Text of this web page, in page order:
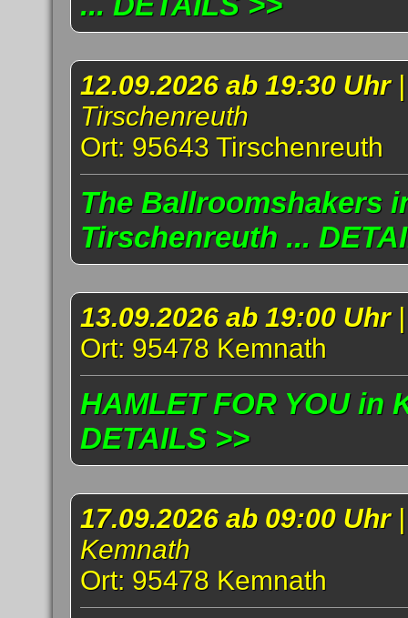
12.09.2026 ab 19:30 Uhr
Tirschenreuth
Ort: 95643 Tirschenreuth
The Ballroomshakers
Tirschenreuth ...
13.09.2026 ab 19:00 Uhr
Ort: 95478 Kemnath
HAMLET FOR YOU in
DETAILS >>
17.09.2026 ab 09:00 Uhr
Kemnath
Ort: 95478 Kemnath